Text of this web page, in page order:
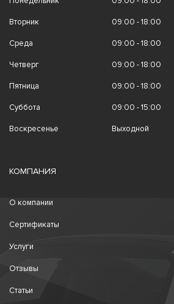
Вторник 09:00 - 18:00
Среда 09:00 - 18:00
Четверг 09:00 - 18:00
Пятница 09:00 - 18:00
Суббота 09:00 - 15:00
Воскресенье Выходной
КОМПАНИЯ
О компании
Сертификаты
Услуги
Отзывы
Статьи